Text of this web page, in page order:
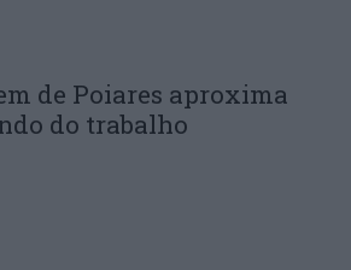
de Poiares aproxima
do trabalho